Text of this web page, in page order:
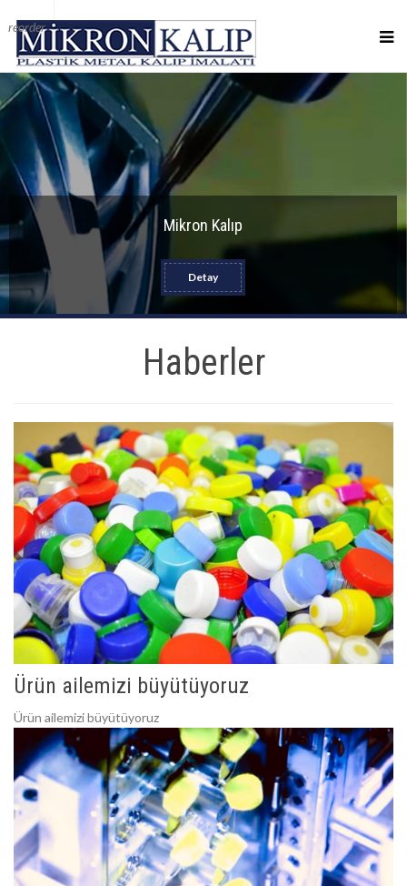
reorder
Mikron Kalıp
Detay
Haberler
Ürün ailemizi büyütüyoruz
Ürün ailemizi büyütüyoruz